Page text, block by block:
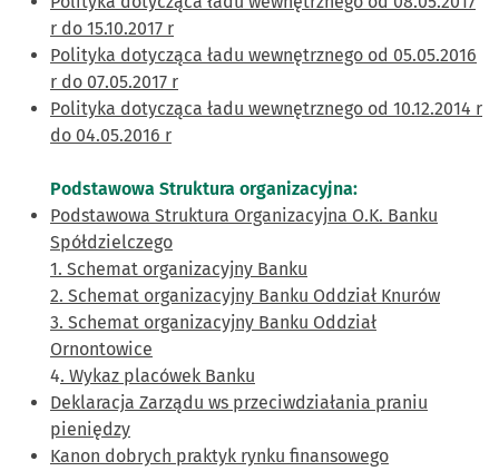
r do 15.10.2017 r
Polityka dotycząca ładu wewnętrznego od 05.05.2016
r do 07.05.2017 r
Polityka dotycząca ładu wewnętrznego od 10.12.2014 r
do 04.05.2016 r
Podstawowa Struktura organizacyjna:
Podstawowa Struktura Organizacyjna O.K. Banku
Spółdzielczego
1. Schemat organizacyjny Banku
2. Schemat organizacyjny Banku Oddział Knurów
3. Schemat organizacyjny Banku Oddział
Ornontowice
4. Wykaz placówek Banku
Deklaracja Zarządu ws przeciwdziałania praniu
pieniędzy
Kanon dobrych praktyk rynku finansowego